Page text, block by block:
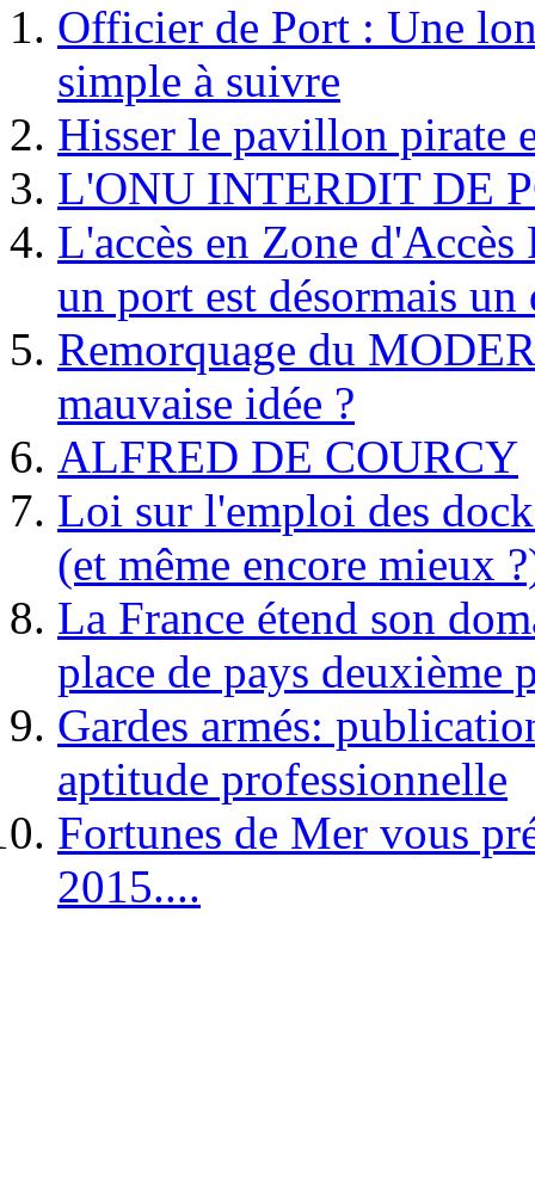
Officier de Port : Une
simple à suivre
Hisser le pavillon pirate
L'ONU INTERDIT DE
L'accès en Zone
un port est désormais un
Remorquage du
mauvaise idée ?
ALFRED DE COURCY
Loi sur l'emploi des
(et même encore mieux
La France étend son
place de pays deuxième
Gardes armés:
aptitude professionnelle
Fortunes de Mer vous
2015....